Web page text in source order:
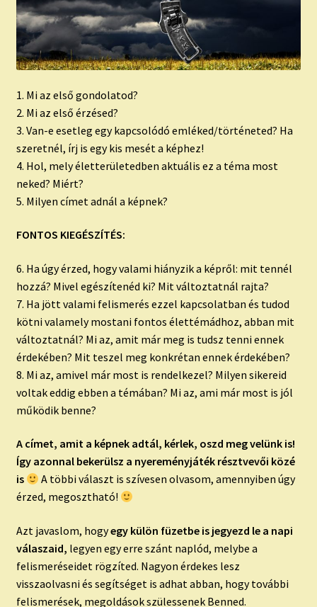
1. Mi az első gondolatod?
2. Mi az első érzésed?
3. Van-e esetleg egy kapcsolódó emléked/történeted? Ha
szeretnél, írj is egy kis mesét a képhez!
4. Hol, mely életterületedben aktuális ez a téma most
neked? Miért?
5. Milyen címet adnál a képnek?
FONTOS KIEGÉSZÍTÉS:
6. Ha úgy érzed, hogy valami hiányzik a képről: mit tennél
hozzá? Mivel egészítenéd ki? Mit változtatnál rajta?
7. Ha jött valami felismerés ezzel kapcsolatban és tudod
kötni valamely mostani fontos élettémádhoz, abban mit
változtatnál? Mi az, amit már meg is tudsz tenni ennek
érdekében? Mit teszel meg konkrétan ennek érdekében?
8. Mi az, amivel már most is rendelkezel? Milyen sikereid
voltak eddig ebben a témában? Mi az, ami már most is jól
működik benne?
A címet, amit a képnek adtál, kérlek, oszd meg velünk is!
Így azonnal bekerülsz a nyereményjáték résztvevői közé
is
A többi választ is szívesen olvasom, amennyiben úgy
érzed, megosztható!
Azt javaslom, hogyegy külön füzetbe is jegyezd le a napi
válaszaid, legyen egy erre szánt naplód, melybe a
felismeréseidet rögzíted. Nagyon érdekes lesz
visszaolvasni és segítséget is adhat abban, hogy további
felismerések, megoldások szülessenek Benned.